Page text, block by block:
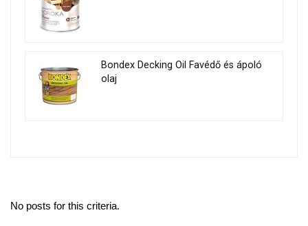
Bondex Decking Oil Favédő és ápoló
olaj
No posts for this criteria.